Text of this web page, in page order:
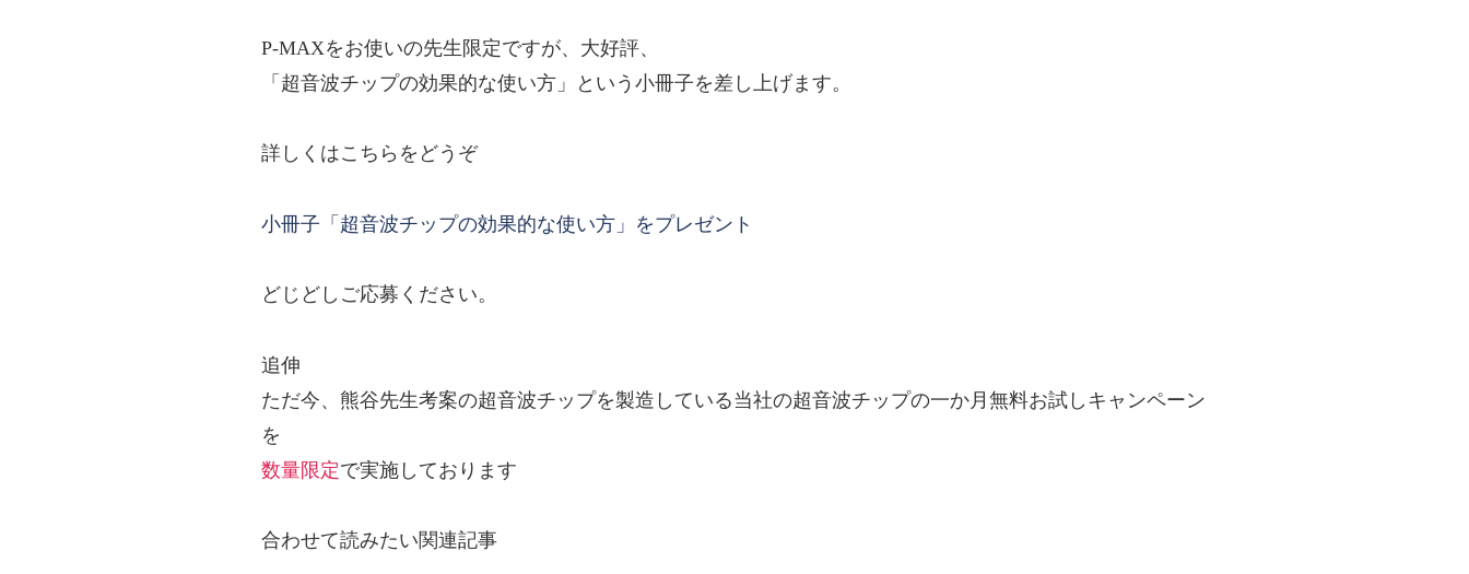
P-MAXをお使いの先生限定ですが、大好評、
「超音波チップの効果的な使い方」という小冊子を差し上げます。
詳しくはこちらをどうぞ
小冊子「超音波チップの効果的な使い方」をプレゼント
どじどしご応募ください。
追伸
ただ今、熊谷先生考案の超音波チップを製造している当社の超音波チップの一か月無料お試しキャンペーン
を
数量限定で実施しております
合わせて読みたい関連記事